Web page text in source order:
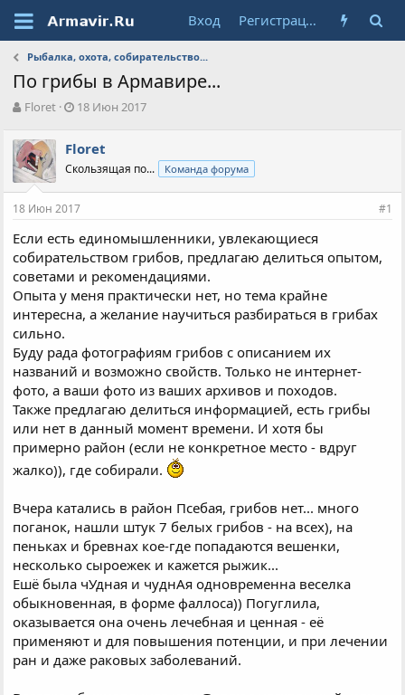
Вход Регистрация
Рыбалка, охота, собирательство...
По грибы в Армавире...
А
т
о
р
т
е
ы
Floret
Д
а
н
ч
л
а
18 Июн 2017
Floret
Скользящая по... Команда форума
18 Июн 2017 #1
Если есть единомышленники, увлекающиеся
собирательством грибов, предлагаю делиться опытом,
советами и рекомендациями.
Опыта у меня практически нет, но тема крайне
интересна, а желание научиться разбираться в грибах
сильно.
Буду рада фотографиям грибов с описанием их
названий и возможно свойств. Только не интернет-
фото, а ваши фото из ваших архивов и походов.
Также предлагаю делиться информацией, есть грибы
или нет в данный момент времени. И хотя бы
примерно район (если не конкретное место - вдруг
жалко)), где собирали.
Вчера катались в район Псебая, грибов нет... много
поганок, нашли штук 7 белых грибов - на всех), на
пеньках и бревнах кое-где попадаются вешенки,
несколько сыроежек и кажется рыжик...
Ешё была чУдная и чуднАя одновременна веселка
обыкновенная, в форме фаллоса)) Погуглила,
оказывается она очень лечебная и ценная - её
применяют и для повышения потенции, и при лечении
ран и даже раковых заболеваний.